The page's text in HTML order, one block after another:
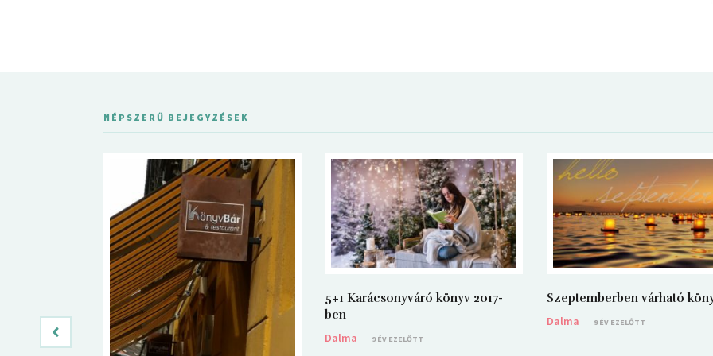
NÉPSZERŰ BEJEGYZÉSEK
5+1 Karácsonyváró könyv 2017-
ben
Dalma
9 ÉV EZELŐTT
Szeptemberben várható
Dalma
9 ÉV EZELŐTT